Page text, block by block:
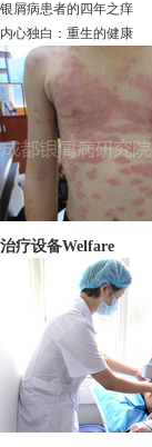
银屑病患者的四年之痒
内心独白：重生的健康
治疗设备Welfare